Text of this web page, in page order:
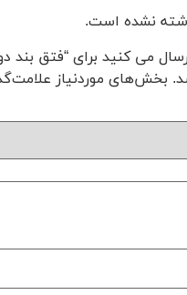
نشده است.
کنید برای “فتق بند دوطرفه
بخش‌های موردنیاز